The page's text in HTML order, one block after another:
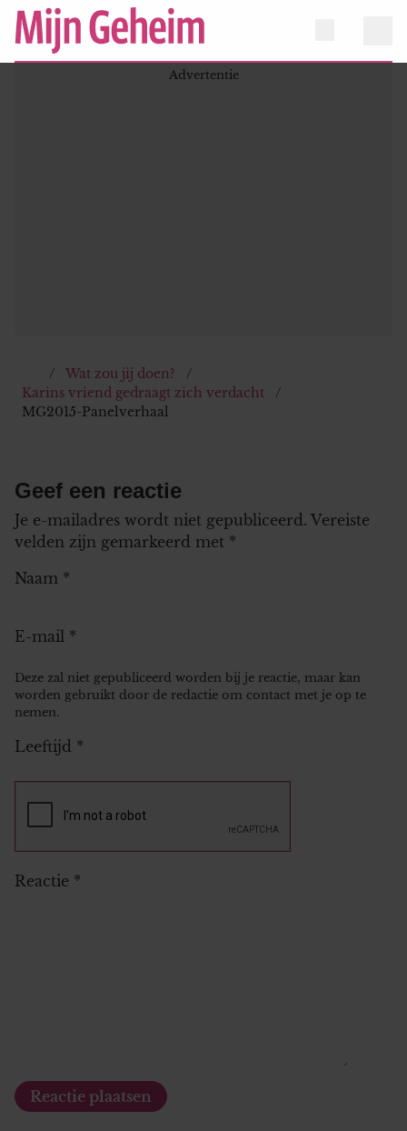
Wat zou jij doen?
Karins vriend gedraagt zich verdacht
MG2015-Panelverhaal
Geef een reactie
Je e-mailadres wordt niet gepubliceerd. Vereiste
velden zijn gemarkeerd met *
Naam *
E-mail *
Deze zal niet gepubliceerd worden bij je reactie, maar kan
worden gebruikt door de redactie om contact met je op te
nemen.
Leeftijd *
Reactie *